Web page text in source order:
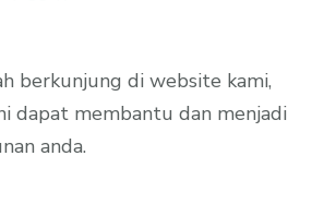
berkunjung di website kami,
dapat membantu dan menjadi
anda.